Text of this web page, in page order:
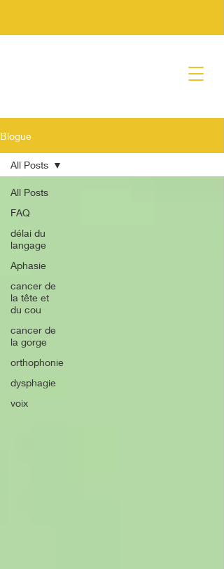
Blogue
All Posts
FAQ
délai du
langage
Aphasie
cancer de
la tête et
du cou
cancer de
la gorge
orthophonie
dysphagie
voix
All Posts